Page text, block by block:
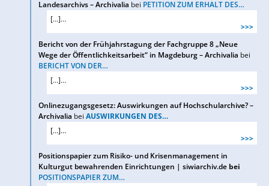
Landesarchivs – Archivalia bei PETITION ZUM ERHALT DES…
[…]…
>>>
Bericht von der Frühjahrstagung der Fachgruppe 8 „Neue
Wege der Öffentlichkeitsarbeit“ in Magdeburg – Archivalia bei
BERICHT VON DER…
[…]…
>>>
Onlinezugangsgesetz: Auswirkungen auf Hochschularchive? –
Archivalia bei AUSWIRKUNGEN DES…
[…]…
>>>
Positionspapier zum Risiko- und Krisenmanagement in
Kulturgut bewahrenden Einrichtungen | siwiarchiv.de bei
POSITIONSPAPIER ZUM…